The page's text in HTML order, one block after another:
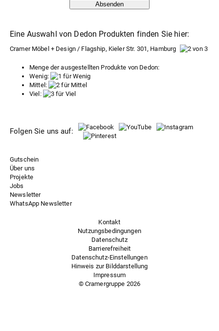
Absenden
Eine Auswahl von Dedon Produkten finden Sie hier:
Cramer Möbel + Design / Flagship, Kieler Str. 301, Hamburg
Menge der ausgestellten Produkte von Dedon:
Wenig:
Mittel:
Viel:
Folgen Sie uns auf:
Gutschein
Über uns
Projekte
Jobs
Newsletter
WhatsApp Newsletter
Kontakt
Nutzungsbedingungen
Datenschutz
Barrierefreiheit
Datenschutz-Einstellungen
Hinweis zur Bilddarstellung
Impressum
© Cramergruppe 2026